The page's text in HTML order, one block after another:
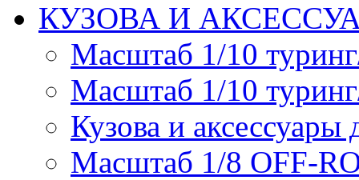
КУЗОВА И
Масштаб 1/10
Масштаб 1/10
Кузова и
Масштаб 1/8 OFF-